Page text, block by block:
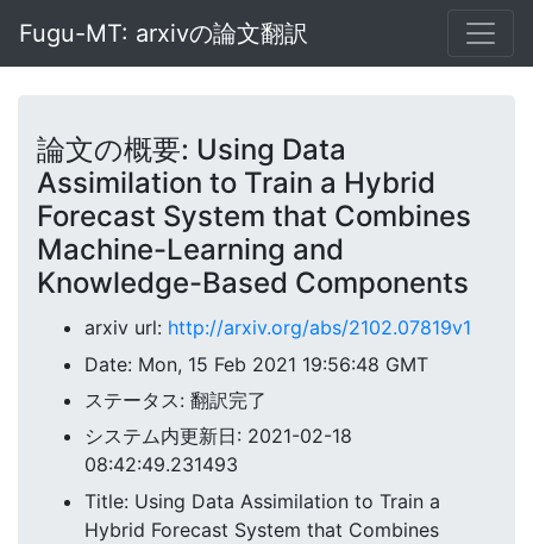
Fugu-MT: arxivの論文翻訳
論文の概要: Using Data
Assimilation to Train a Hybrid
Forecast System that Combines
Machine-Learning and
Knowledge-Based Components
arxiv url: http://arxiv.org/abs/2102.07819v1
Date: Mon, 15 Feb 2021 19:56:48 GMT
ステータス: 翻訳完了
システム内更新日: 2021-02-18
08:42:49.231493
Title: Using Data Assimilation to Train a
Hybrid Forecast System that Combines